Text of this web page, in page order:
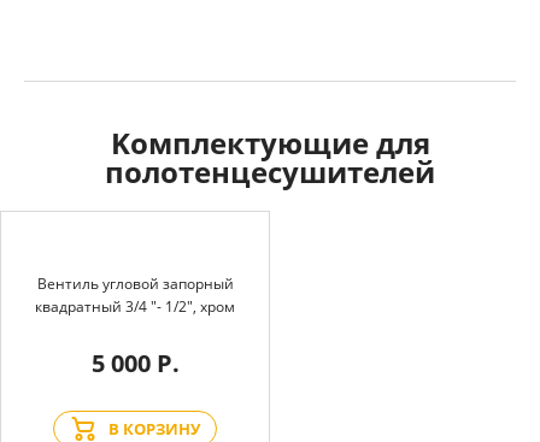
Kомплектующие для
полотенцесушителей
Вентиль угловой запорный
квадратный 3/4 "- 1/2", хром
5 000 Р.
В КОРЗИНУ